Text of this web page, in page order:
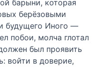
барыни, которая
берёзовыми
будущего Иного —
побои, молча глотал
был проявить
войти в доверие,